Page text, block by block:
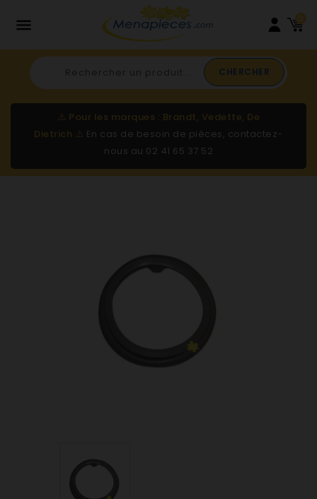
 0
CHERCHER
⚠️ Pour les marques : Brandt, Vedette, De
Dietrich ⚠️ En cas de besoin de pièces, contactez-
nous au 02 41 65 37 52